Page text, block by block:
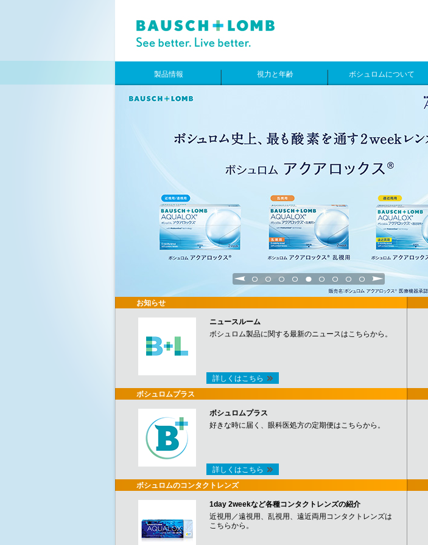
製品情報 視力と年齢 ボシュロムについて
1 2 3 4 5 6 7 8 9
お知らせ
ニュースルーム
ボシュロム製品に関する最新のニュースはこちらから。
詳しくはこちら
ボシュロムプラス
ボシュロムプラス
好きな時に届く、眼科医処方の定期便はこちらから。
詳しくはこちら
ボシュロムのコンタクトレンズ
1day 2weekなど各種コンタクトレンズの紹介
近視用／遠視用、乱視用、遠近両用コンタクトレンズは
こちらから。